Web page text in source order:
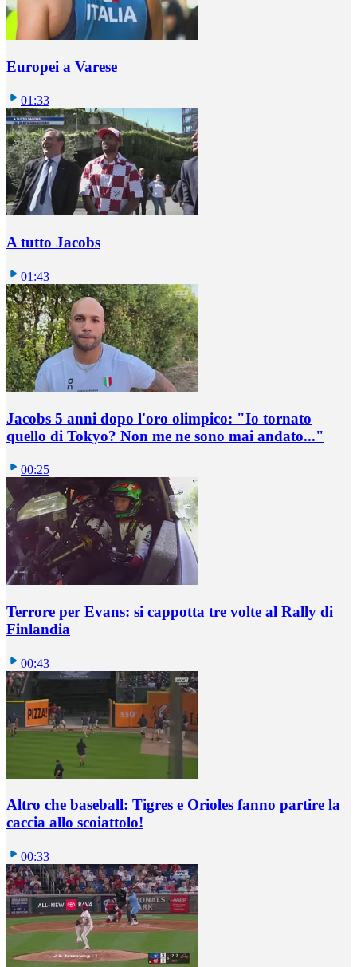
Europei a Varese
01:33
A tutto Jacobs
01:43
Jacobs 5 anni dopo l'oro olimpico: "Io tornato
quello di Tokyo? Non me ne sono mai andato..."
00:25
Terrore per Evans: si cappotta tre volte al Rally di
Finlandia
00:43
Altro che baseball: Tigres e Orioles fanno partire la
caccia allo scoiattolo!
00:33